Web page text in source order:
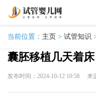
当前位置： 主页 > 试管知识
囊胚移植几天着
发布时间：2024-10-12 10:58 来